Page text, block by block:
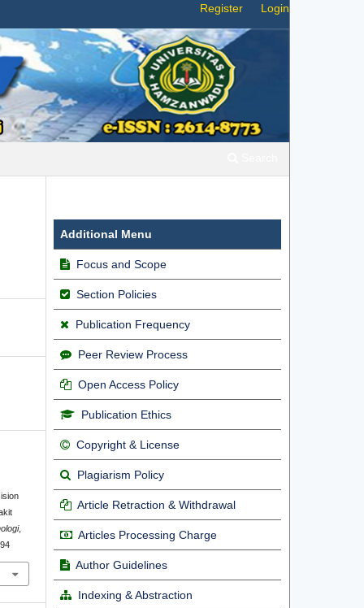
Register Login
,
Additional Menu
Focus and Scope
Section Policies
Publication Frequency
Peer Review Process
Open Access Policy
Publication Ethics
Copyright & License
Plagiarism Policy
Article Retraction & Withdrawal
Articles Processing Charge
Author Guidelines
Indexing & Abstraction